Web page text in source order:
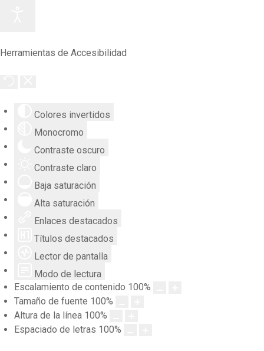
Herramientas de Accesibilidad
Colores invertidos
Monocromo
Contraste oscuro
Contraste claro
Baja saturación
Alta saturación
Enlaces destacados
Títulos destacados
Lector de pantalla
Modo de lectura
Escalamiento de contenido 100%
Tamaño de fuente 100%
Altura de la línea 100%
Espaciado de letras 100%